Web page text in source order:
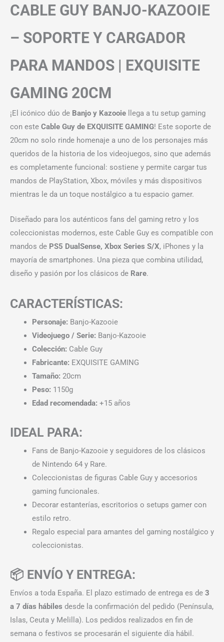
CABLE GUY BANJO-KAZOOIE
– SOPORTE Y CARGADOR
PARA MANDOS | EXQUISITE
GAMING 20CM
¡El icónico dúo de Banjo y Kazooie llega a tu setup gaming
con este Cable Guy de EXQUISITE GAMING! Este soporte de
20cm no solo rinde homenaje a uno de los personajes más
queridos de la historia de los videojuegos, sino que además
es completamente funcional: sostiene y permite cargar tus
mandos de PlayStation, Xbox, móviles y más dispositivos
mientras le da un toque nostálgico a tu espacio gamer.
Diseñado para los auténticos fans del gaming retro y los
coleccionistas modernos, este Cable Guy es compatible con
mandos de PS5 DualSense, Xbox Series S/X, iPhones y la
mayoría de smartphones. Una pieza que combina utilidad,
diseño y pasión por los clásicos de Rare.
CARACTERÍSTICAS:
Personaje: Banjo-Kazooie
Videojuego / Serie: Banjo-Kazooie
Colección: Cable Guy
Fabricante: EXQUISITE GAMING
Tamaño: 20cm
Peso: 1150g
Edad recomendada: +15 años
IDEAL PARA:
Fans de Banjo-Kazooie y seguidores de los clásicos
de Nintendo 64 y Rare.
Coleccionistas de figuras Cable Guy y accesorios
gaming funcionales.
Decorar estanterías, escritorios o setups gamer con
estilo retro.
Regalo especial para amantes del gaming nostálgico y
coleccionistas.
📦 ENVÍO Y ENTREGA:
Envíos a toda España. El plazo estimado de entrega es de 3
a 7 días hábiles desde la confirmación del pedido (Península,
Islas, Ceuta y Melilla). Los pedidos realizados en fin de
semana o festivos se procesarán el siguiente día hábil.